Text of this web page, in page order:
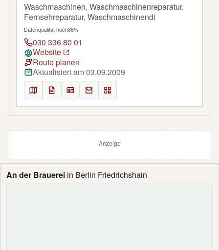
An der Brauerei in Berlin Friedrichshain
Waschmaschinen, Waschmaschinenreparatur,
Fernsehreparatur, Waschmaschinendi
Datenqualität hoch88%
030 336 80 01
Website
Route planen
Aktualisiert am 03.09.2009
Anzeige